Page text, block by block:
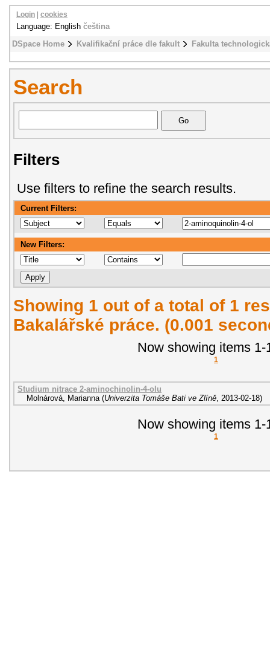
DSpace Home Kvalifikační práce dle fakult Fakulta
Login cookies
Language: English čeština
Search
Filters
Use filters to refine the search results.
Current Filters:
New Filters:
Showing 1 out of a total of 1
Bakalářské práce. (0.001
Now showing items 1-
1
Studium nitrace 2-aminochinolin-4-olu
Molnárová, Marianna (Univerzita Tomáše Bati ve Zlíně, 2013-02-18)
Now showing items 1-
1